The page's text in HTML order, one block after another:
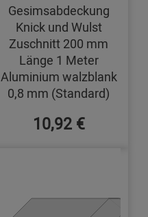
Gesimsabdeckung
Knick und Wulst
Zuschnitt 200 mm
Länge 1 Meter
Aluminium walzblank
0,8 mm (Standard)
10,92 €